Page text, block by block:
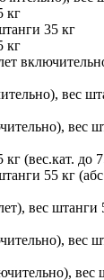
кг
35 кг
кг
вес
вес
(вес.кат. до
55 кг (абс.
вес штанги
вес
вес